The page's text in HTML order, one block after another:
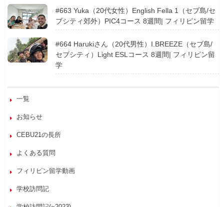
#663 Yuka（20代女性）English Fella 1（セブ島/セ
ブシティ郊外）PIC4コース 8週間| フィリピン留学
#664 Harukiさん（20代男性）I.BREEZE（セブ島/
セブシティ）Light ESLコース 8週間| フィリピン留
学
一覧
お知らせ
CEBU21の長所
よくある質問
フィリピン留学動画
学校訪問記